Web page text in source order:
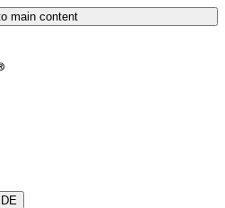
main content